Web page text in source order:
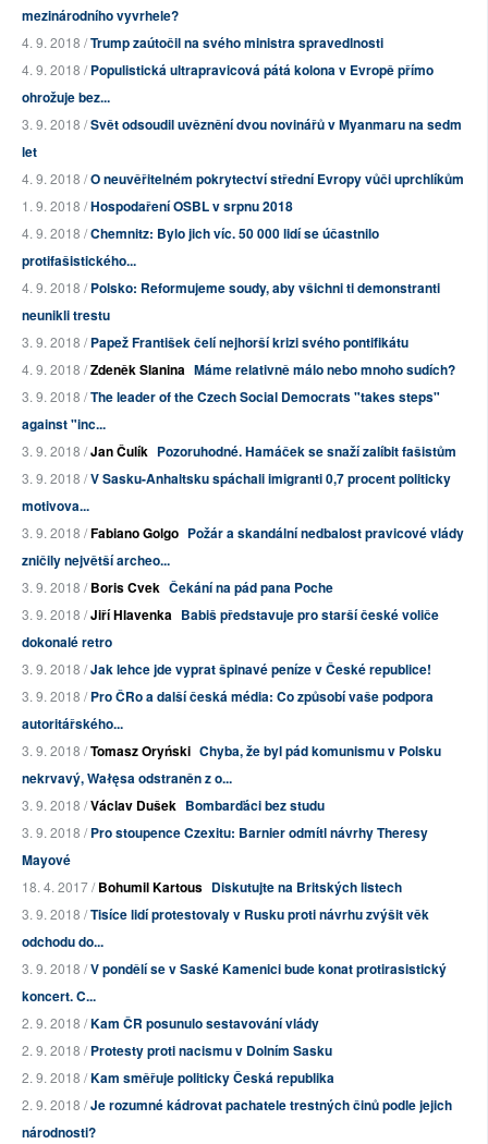
mezinárodního vyvrhele?
4. 9. 2018 /Trump zaútočil na svého ministra spravedlnosti
4. 9. 2018 /Populistická ultrapravicová pátá kolona v Evropě přímo
ohrožuje bez...
3. 9. 2018 /Svět odsoudil uvěznění dvou novinářů v Myanmaru na sedm
let
4. 9. 2018 /O neuvěřitelném pokrytectví střední Evropy vůči uprchlíkům
1. 9. 2018 /Hospodaření OSBL v srpnu 2018
4. 9. 2018 /Chemnitz: Bylo jich víc. 50 000 lidí se účastnilo
protifašistického...
4. 9. 2018 /Polsko: Reformujeme soudy, aby všichni ti demonstranti
neunikli trestu
3. 9. 2018 /Papež František čelí nejhorší krizi svého pontifikátu
4. 9. 2018 /Zdeněk Slanina Máme relativně málo nebo mnoho sudích?
3. 9. 2018 /The leader of the Czech Social Democrats "takes steps"
against "inc...
3. 9. 2018 /Jan Čulík Pozoruhodné. Hamáček se snaží zalíbit fašistům
3. 9. 2018 /V Sasku-Anhaltsku spáchali imigranti 0,7 procent politicky
motivova...
3. 9. 2018 /Fabiano Golgo Požár a skandální nedbalost pravicové vlády
zničily největší archeo...
3. 9. 2018 /Boris Cvek Čekání na pád pana Poche
3. 9. 2018 /Jiří Hlavenka Babiš představuje pro starší české voliče
dokonalé retro
3. 9. 2018 /Jak lehce jde vyprat špinavé peníze v České republice!
3. 9. 2018 /Pro ČRo a další česká média: Co způsobí vaše podpora
autoritářského...
3. 9. 2018 /Tomasz Oryński Chyba, že byl pád komunismu v Polsku
nekrvavý, Wałęsa odstraněn z o...
3. 9. 2018 /Václav Dušek Bombarďáci bez studu
3. 9. 2018 /Pro stoupence Czexitu: Barnier odmítl návrhy Theresy
Mayové
18. 4. 2017 /Bohumil Kartous Diskutujte na Britských listech
3. 9. 2018 /Tisíce lidí protestovaly v Rusku proti návrhu zvýšit věk
odchodu do...
3. 9. 2018 /V pondělí se v Saské Kamenici bude konat protirasistický
koncert. C...
2. 9. 2018 /Kam ČR posunulo sestavování vlády
2. 9. 2018 /Protesty proti nacismu v Dolním Sasku
2. 9. 2018 /Kam směřuje politicky Česká republika
2. 9. 2018 /Je rozumné kádrovat pachatele trestných činů podle jejich
národnosti?